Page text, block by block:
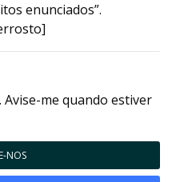
enunciados”.
me quando estiver
NOS